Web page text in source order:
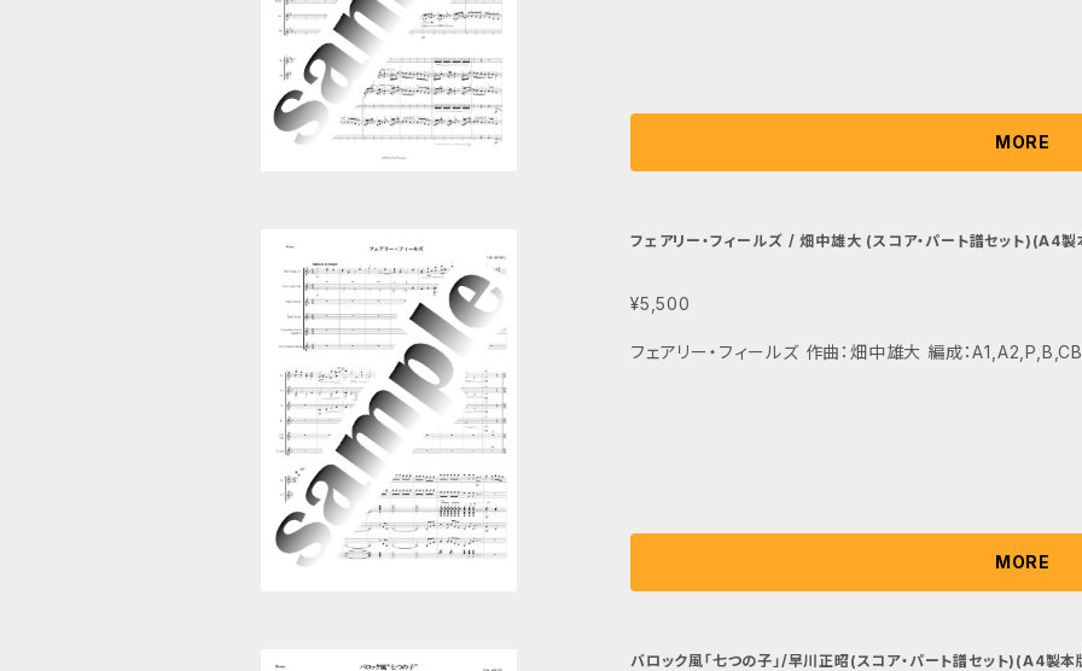
MORE
フェアリー・フィールズ / 畑中雄大 (スコア・パート譜セット)(A4製
¥5,500
フェアリー・フィールズ 作曲：畑中雄大 編成：
MORE
バロック風「七つの子」/早川正昭(スコア・パート譜セット)(A4製本